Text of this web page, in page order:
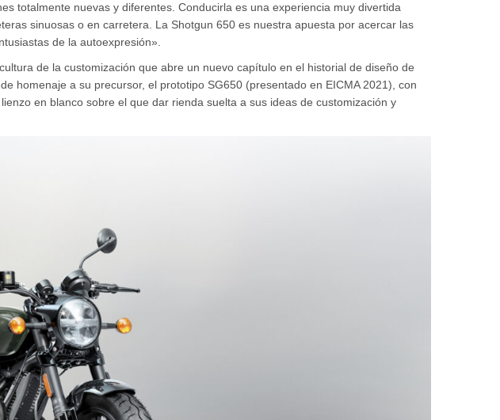
totalmente nuevas y diferentes. Conducirla es una experiencia muy divertida
sinuosas o en carretera. La Shotgun 650 es nuestra apuesta por acercar las
de la autoexpresión».
de la customización que abre un nuevo capítulo en el historial de diseño de
homenaje a su precursor, el prototipo SG650 (presentado en EICMA 2021), con
en blanco sobre el que dar rienda suelta a sus ideas de customización y